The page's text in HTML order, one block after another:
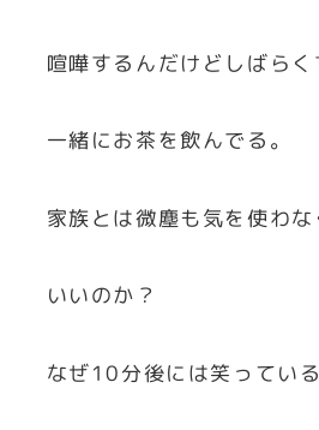
喧嘩するんだけどしばらく
一緒にお茶を飲んでる。
家族とは微塵も気を使わな
いいのか？
なぜ10分後には笑ってい